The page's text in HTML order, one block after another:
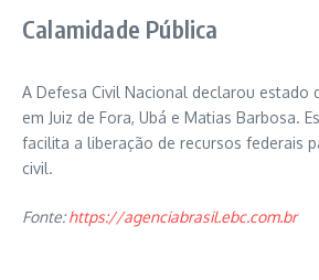
Calamidade Pública
A Defesa Civil Nacional declarou estado
em Juiz de Fora, Ubá e Matias Barbosa.
facilita a liberação de recursos federais
civil.
Fonte:https://agenciabrasil.ebc.com.br